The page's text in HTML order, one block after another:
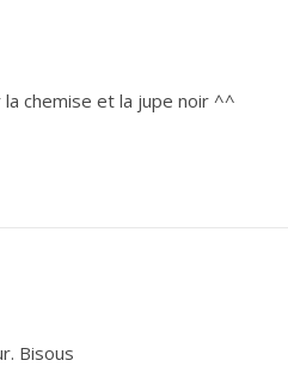
la chemise et la jupe noir ^^
Bisous